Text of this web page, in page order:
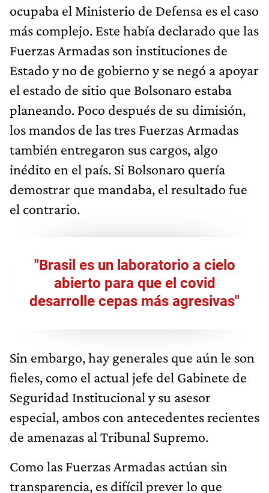
ocupaba el Ministerio de Defensa es el caso
más complejo. Este había declarado que las
Fuerzas Armadas son instituciones de
Estado y no de gobierno y se negó a apoyar
el estado de sitio que Bolsonaro estaba
planeando. Poco después de su dimisión,
los mandos de las tres Fuerzas Armadas
también entregaron sus cargos, algo
inédito en el país. Si Bolsonaro quería
demostrar que mandaba, el resultado fue
el contrario.
"Brasil es un laboratorio a cielo
abierto para que el covid
desarrolle cepas más agresivas"
Sin embargo, hay generales que aún le son
fieles, como el actual jefe del Gabinete de
Seguridad Institucional y su asesor
especial, ambos con antecedentes recientes
de amenazas al Tribunal Supremo.
Como las Fuerzas Armadas actúan sin
transparencia, es difícil prever lo que